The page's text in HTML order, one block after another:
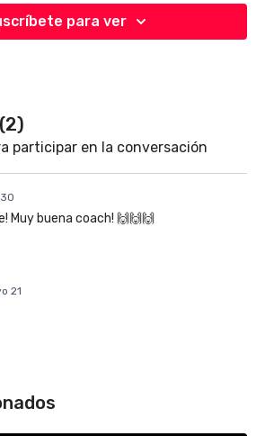
para ver
2)
participar en la conversación
Muy buena coach! 🙌🙌🙌
21